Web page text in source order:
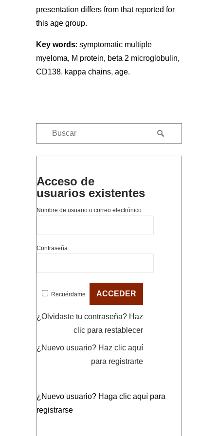
presentation differs from that reported for
this age group.
Key words: symptomatic multiple
myeloma, M protein, beta 2 microglobulin,
CD138, kappa chains, age.
Acceso de
usuarios existentes
Nombre de usuario o correo electrónico
Contraseña
Recuérdame
¿Olvidaste tu contraseña? Haz
clic para restablecer
¿Nuevo usuario? Haz clic aquí
para registrarte
¿Nuevo usuario? Haga clic aquí para
registrarse